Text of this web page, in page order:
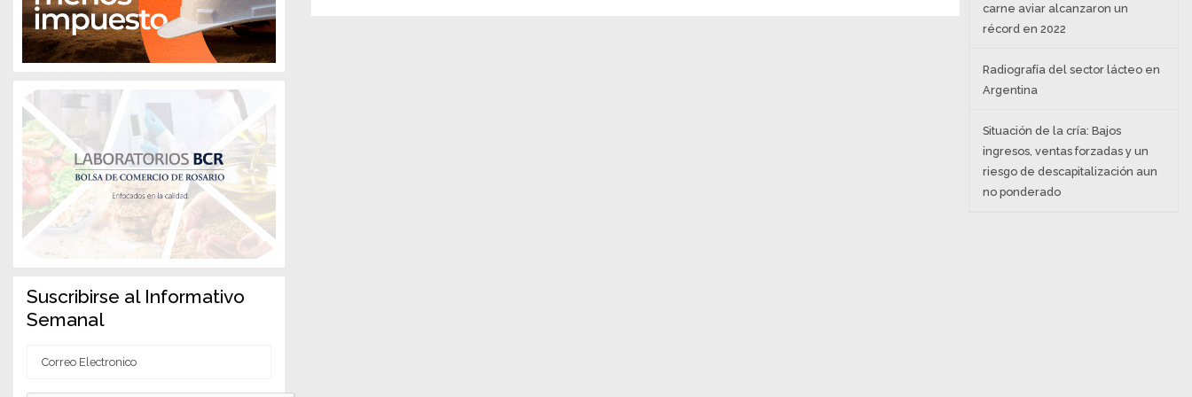
carne aviar alcanzaron un
récord en 2022
Radiografía del sector lácteo en
Argentina
Situación de la cría: Bajos
ingresos, ventas forzadas y un
riesgo de descapitalización aun
no ponderado
Suscribirse al Informativo
Semanal
Correo